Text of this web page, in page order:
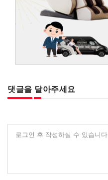
댓글을 달아주세요
로그인 후 작성하실 수 있습니다